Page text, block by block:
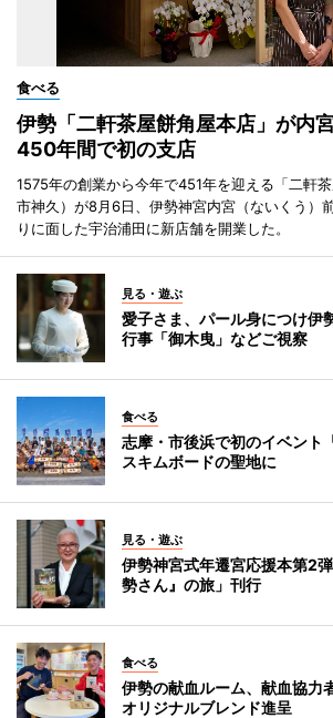
食べる
伊勢「二軒茶屋餅角屋本店」が内
450年間で初の支店
1575年の創業から今年で451年を迎える「二軒
市神久）が8月6日、伊勢神宮内宮（ないくう）
りに面した宇治浦田に新店舗を開業した。
見る・遊ぶ
愛子さま、パール身につけ
行事「御木曳」などご視察
食べる
志摩・市後浜で初のイベン
スキムボードの聖地に
見る・遊ぶ
伊勢神宮式年遷宮応援本第2
勢さん』の旅」刊行
食べる
伊勢の献血ルーム、献血協力
オリジナルブレンド進呈